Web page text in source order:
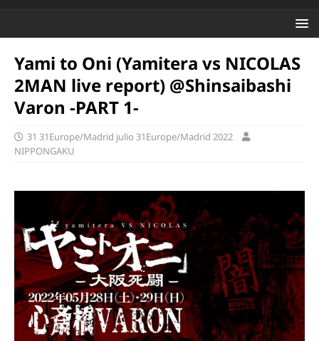
Yami to Oni (Yamitera vs NICOLAS
2MAN live report) @Shinsaibashi
Varon -PART 1-
31 31Europe/Madrid julio 31Europe/Madrid 2022
NIPPONGAKU